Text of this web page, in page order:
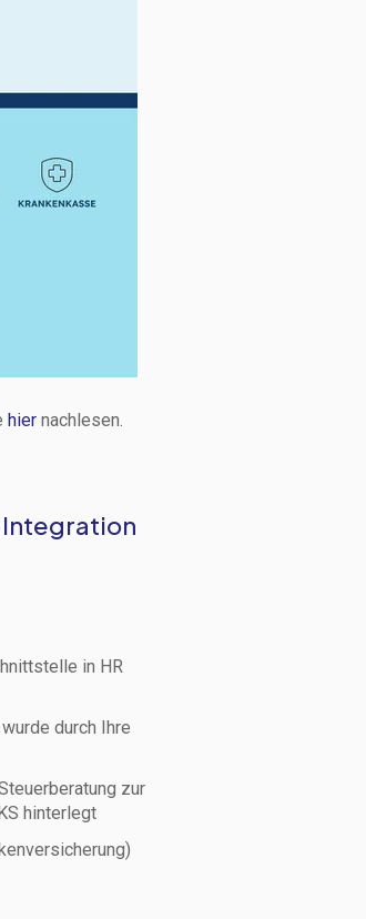
hiernachlesen.
Integration
in HR
durch Ihre
zur
hinterlegt